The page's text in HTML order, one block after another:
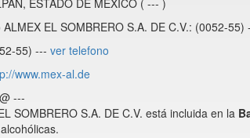
ESTADO DE MEXICO ( --- )
EL SOMBRERO S.A. DE C.V.: (0052-55)
55) --- ver telefono
www.mex-al.de
---
SOMBRERO S.A. DE C.V. está incluida en la